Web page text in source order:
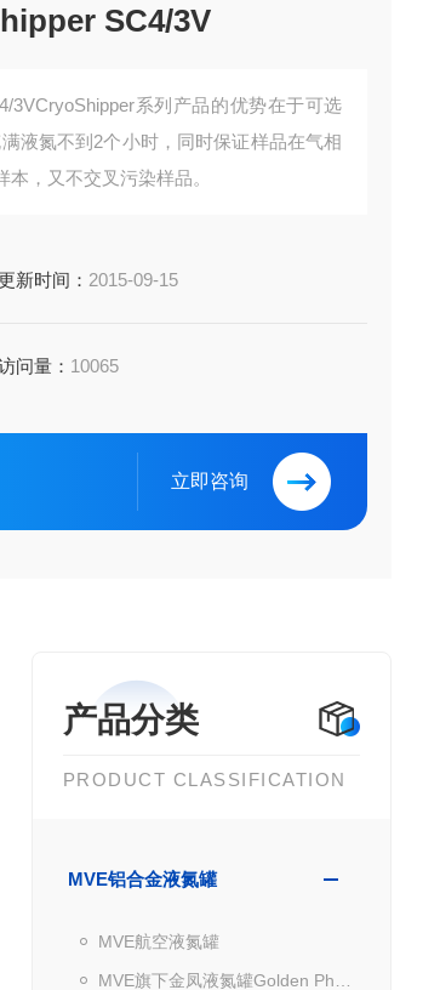
SC4/3V
3VCryoShipper系列产品的优势在于可选
液氮不到2个小时，同时保证样品在气相
，又不交叉污染样品。
新时间： 2015-09-15
问量： 10065
立即咨询
产品分类
PRODUCT CLASSIFICATION
MVE铝合金液氮罐
MVE航空液氮罐